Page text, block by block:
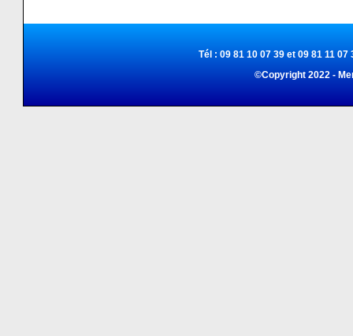
Tél : 09 81 10 07 39 et 09 81 11
©Copyright 2022 -